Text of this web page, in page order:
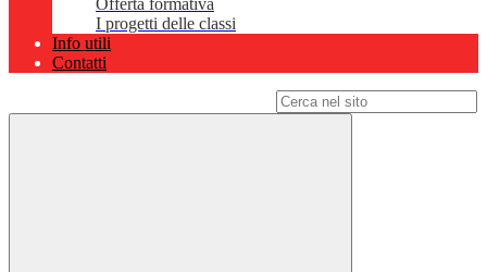
Offerta formativa
I progetti delle classi
Info utili
Contatti